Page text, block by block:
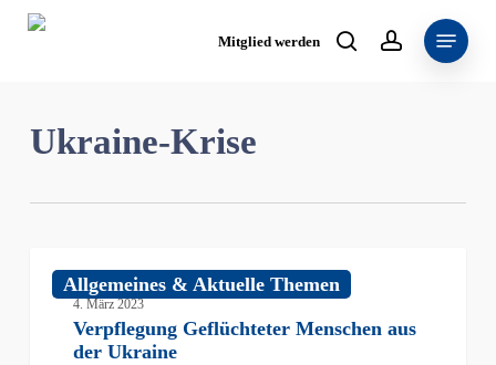
Skip
Mitglied werden searchaccount
Menu
Ukraine-Krise
Geflüchteter
Menschen
Allgemeines & Aktuelle Themen
4. März 2023
Verpflegung Geflüchteter Menschen aus
der Ukraine